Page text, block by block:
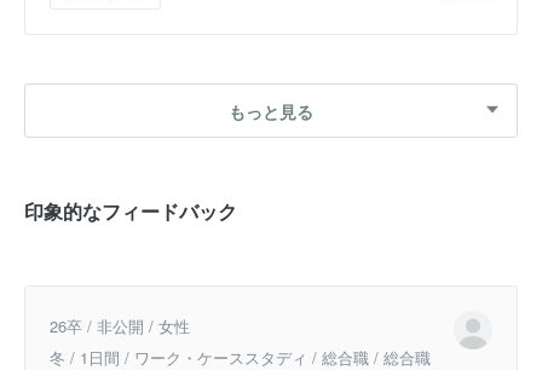
もっと見る
印象的なフィードバック
26卒 / 非公開 / 女性
冬 / 1日間 / ワーク・ケーススタディ / 総合職 / 総合職